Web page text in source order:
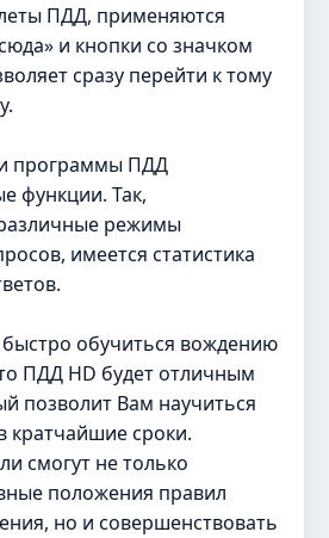
ПДД, применяются
и кнопки со значком
сразу перейти к тому
программы ПДД
функции. Так,
режимы
имеется статистика
обучиться вождению
ПДД HD будет отличным
позволит Вам научиться
кратчайшие сроки.
смогут не только
положения правил
но и совершенствовать